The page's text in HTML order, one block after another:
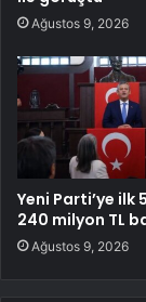
Ağustos 9, 2026
Yeni Parti’ye ilk
240 milyon TL
Ağustos 9, 2026